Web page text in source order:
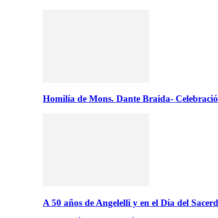
Homilía de Mons. Dante Braida-
A 50 años de Angelelli y en el Día del